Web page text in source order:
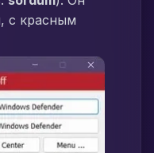
с красным